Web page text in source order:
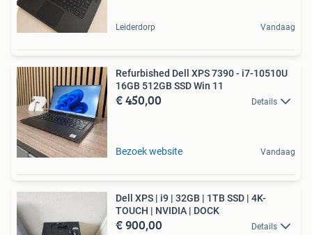
Leiderdorp Vandaag
Refurbished Dell XPS 7390 - i7-10510U
16GB 512GB SSD Win 11
€ 450,00 Details
Bezoek website Vandaag
Dell XPS | i9 | 32GB | 1TB SSD | 4K-
TOUCH | NVIDIA | DOCK
€ 900,00 Details